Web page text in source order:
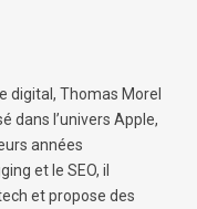
digital, Thomas Morel
dans l’univers Apple,
années
et le SEO, il
et propose des